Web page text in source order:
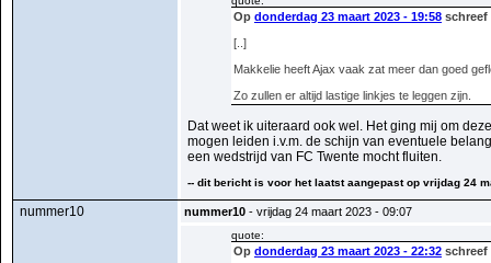
Op donderdag 23 maart 2023 - 19:58 schreef
[..]
Makkelie heeft Ajax vaak zat meer dan goed
Zo zullen er altijd lastige linkjes te leggen zijn.
Dat weet ik uiteraard ook wel. Het ging mij om
mogen leiden i.v.m. de schijn van eventuele
een wedstrijd van FC Twente mocht fluiten.
-- dit bericht is voor het laatst aangepast op vrijdag 24
nummer10 nummer10 - vrijdag 24 maart 2023 - 09:07
quote:
Op donderdag 23 maart 2023 - 22:32 schreef